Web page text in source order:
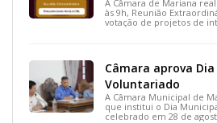
A Câmara de Mariana
às 9h, Reunião
votação de projetos de
Câmara aprova
Voluntariado
A Câmara Municipal de
que institui o Dia
celebrado em 28 de